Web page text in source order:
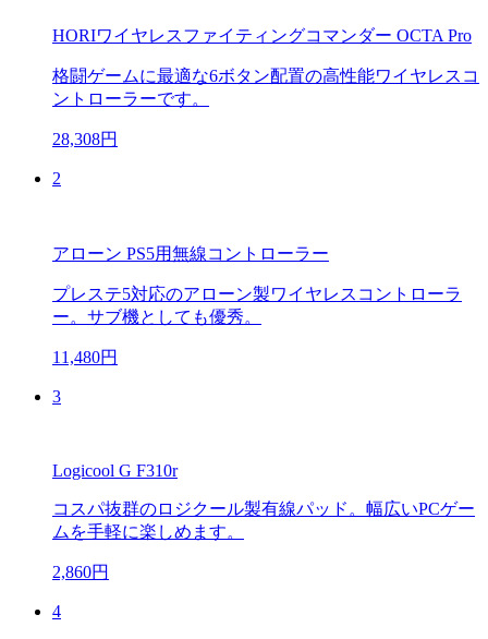
HORIワイヤレスファイティングコマンダー OCTA Pro
格闘ゲームに最適な6ボタン配置の高性能ワイヤレスコ
ントローラーです。
28,308円
2
アローン PS5用無線コントローラー
プレステ5対応のアローン製ワイヤレスコントローラ
ー。サブ機としても優秀。
11,480円
3
Logicool G F310r
コスパ抜群のロジクール製有線パッド。幅広いPCゲー
ムを手軽に楽しめます。
2,860円
4